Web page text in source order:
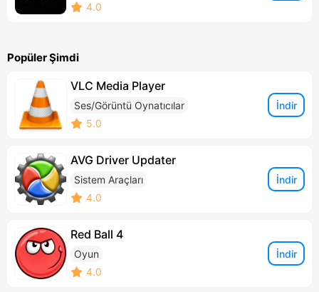
4.0
Popüler Şimdi
VLC Media Player
Ses/Görüntü Oynatıcılar
5.0
İndir
AVG Driver Updater
Sistem Araçları
4.0
İndir
Red Ball 4
Oyun
4.0
İndir